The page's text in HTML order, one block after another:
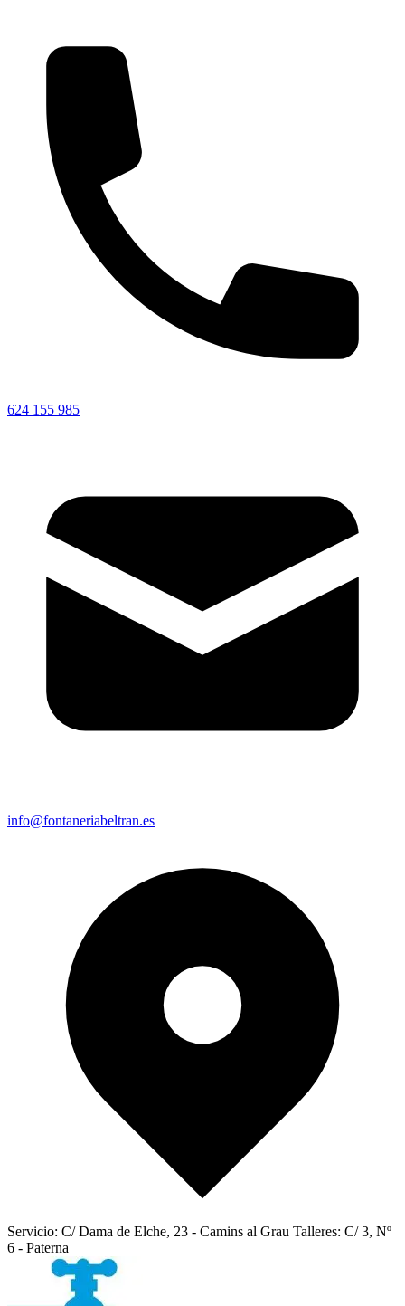
624 155 985
info@fontaneriabeltran.es
Servicio: C/ Dama de Elche, 23 - Camins al Grau Talleres: C/ 3, Nº
6 - Paterna